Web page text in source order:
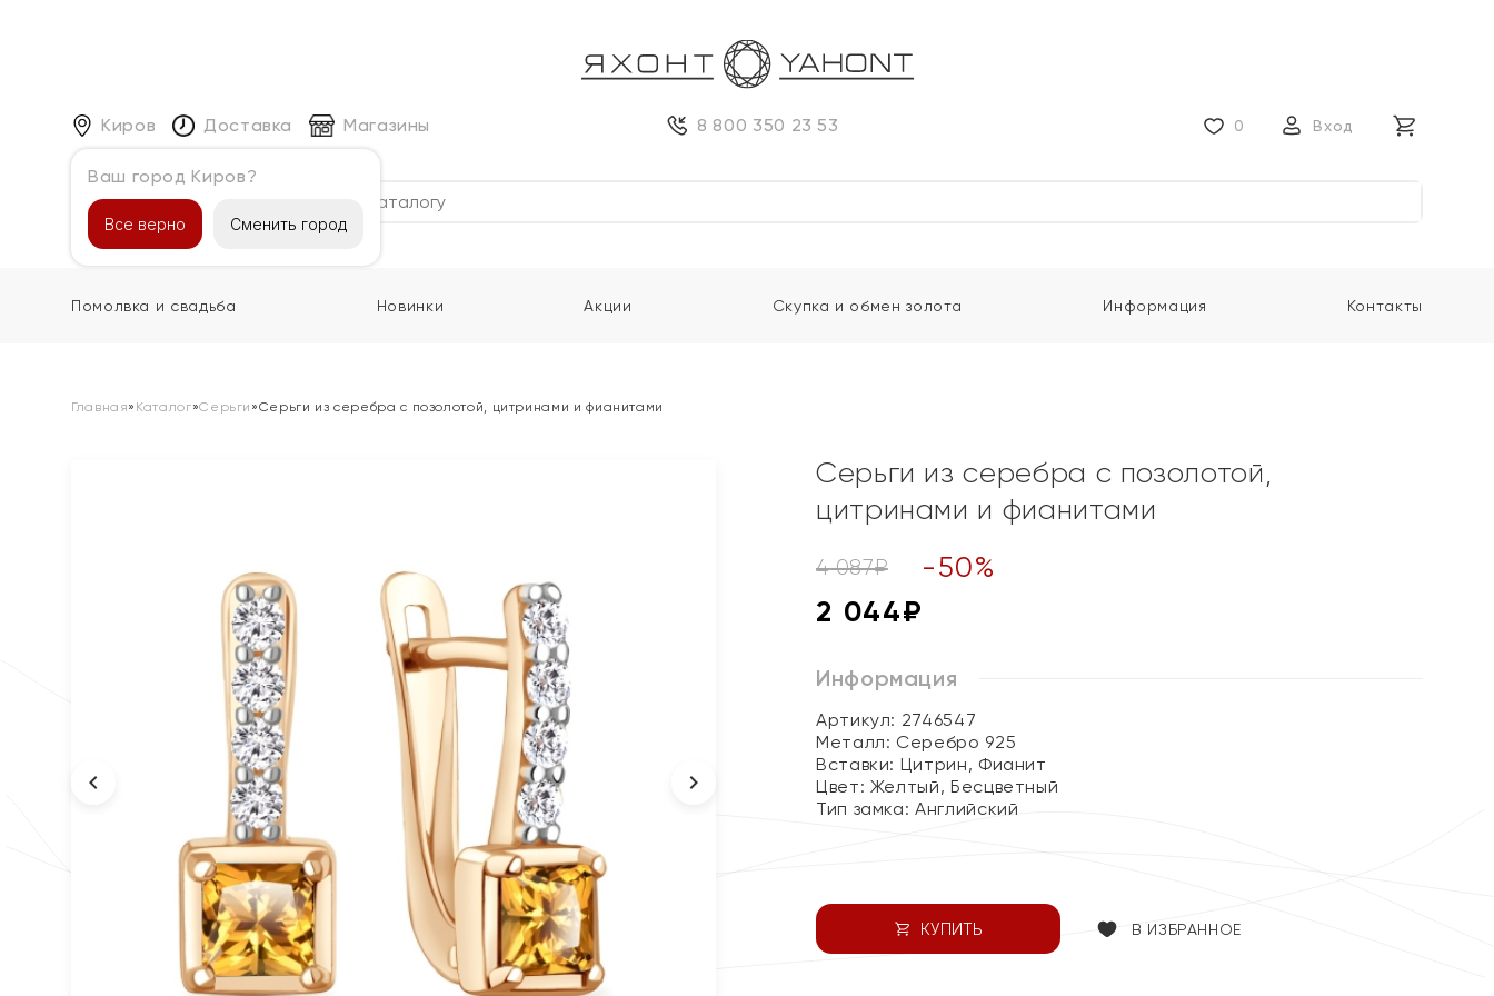
Киров
Ваш город Киров?
Все верно Сменить город
Доставка Магазины 8 800 350 23 53 0 Вход
Каталог
Помолвка и свадьба Новинки Акции Скупка и обмен золота Информация Контакты
Главная» Каталог»Серьги »Серьги из серебра с позолотой, цитринами и фианитами
Серьги из серебра с позолотой,
цитринами и фианитами
4 087₽ -50%
2 044₽
Информация
Артикул: 2746547
Металл: Серебро 925
Вставки: Цитрин, Фианит
Цвет: Желтый, Бесцветный
Тип замка:Английский
КУПИТЬ В ИЗБРАННОЕ